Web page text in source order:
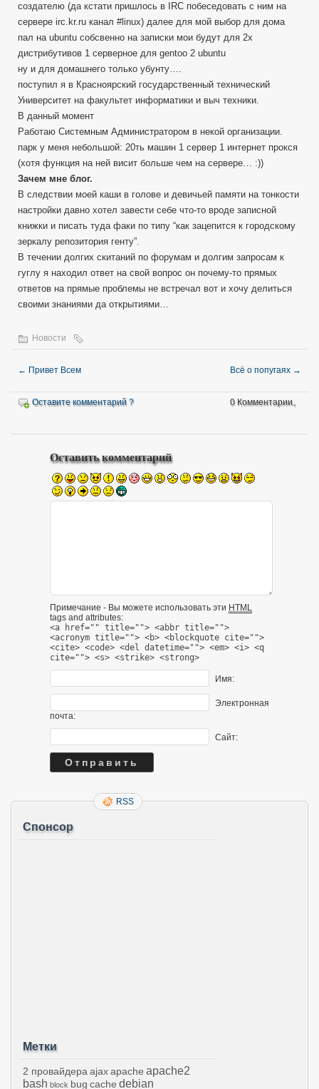
создателю (да кстати пришлось в IRC побеседовать с ним на
сервере irc.kr.ru канал #linux) далее для мой выбор для дома
пал на ubuntu собсвенно на записки мои будут для 2х
дистрибутивов 1 серверное для gentoo 2 ubuntu
ну и для домашнего только убунту….
поступил я в Красноярский государственный технический
Университет на факультет информатики и выч техники.
В данный момент
Работаю Системным Администратором в некой организации.
парк у меня небольшой: 20ть машин 1 сервер 1 интернет прокся
(хотя функция на ней висит больше чем на сервере… :))
Зачем мне блог.
В следствии моей каши в голове и девичьей памяти на тонкости
настройки давно хотел завести себе что-то вроде записной
книжки и писать туда факи по типу “как зацепится к городскому
зеркалу репозитория генту”.
В течении долгих скитаний по форумам и долгим запросам к
гуглу я находил ответ на свой вопрос он почему-то прямых
ответов на прямые проблемы не встречал вот и хочу делиться
своими знаниями да открытиями…
Новости
← Привет Всем Всё о попугаях →
Оставите комментарий ? 0 Комментарии。
Оставить комментарий
Примечание - Вы можете использовать эти HTML
tags and attributes:
<a href="" title=""> <abbr title="">
<acronym title=""> <b> <blockquote cite="">
<cite> <code> <del datetime=""> <em> <i> <q
cite=""> <s> <strike> <strong>
Имя:
Электронная
почта:
Сайт:
RSS
Спонсор
Метки
2 провайдера ajaxapache apache2
bash block bug cache debian